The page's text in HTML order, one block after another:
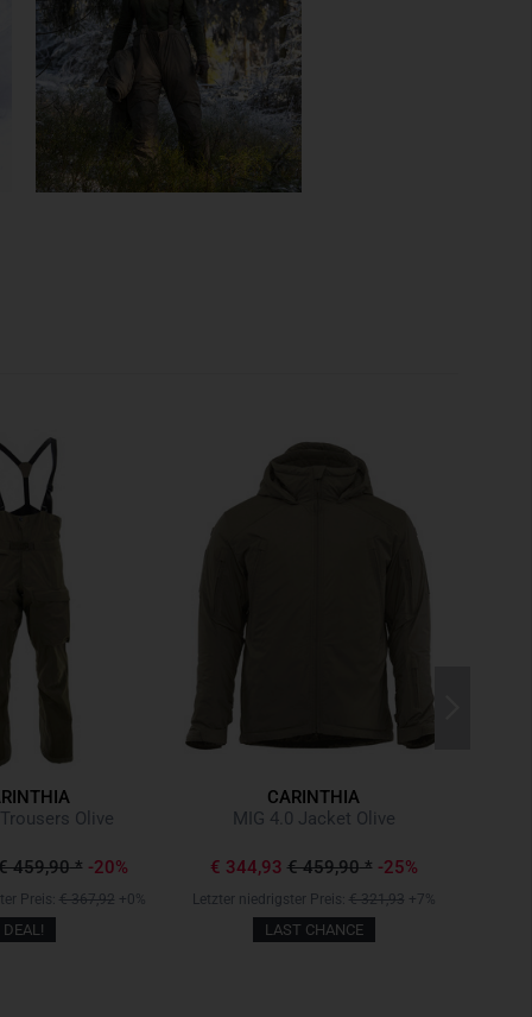
Halt
Hüftbereich
für Bewegungsfreiheit
für Langlebigkeit
Aufbewahrung
Olive
459,90* -20%
Preis: € 367,92 +0%
DEAL!
CARINTHIA
MIG 4.0 Jacket Olive
€ 344,93 € 459,90* -25%
Letzter niedrigster Preis: € 321,93 +7%
LAST CHANCE